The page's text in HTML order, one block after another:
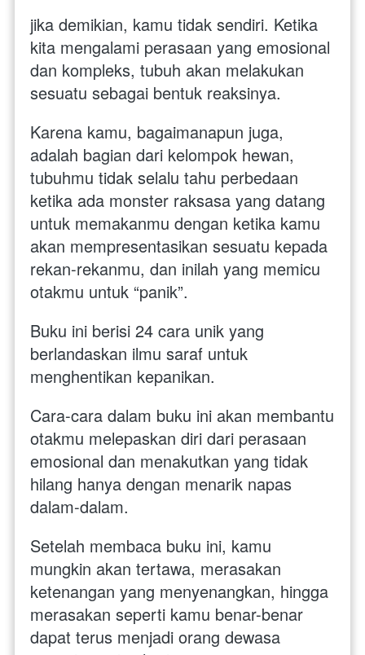
jika demikian, kamu tidak sendiri. Ketika
kita mengalami perasaan yang emosional
dan kompleks, tubuh akan melakukan
sesuatu sebagai bentuk reaksinya.
Karena kamu, bagaimanapun juga,
adalah bagian dari kelompok hewan,
tubuhmu tidak selalu tahu perbedaan
ketika ada monster raksasa yang datang
untuk memakanmu dengan ketika kamu
akan mempresentasikan sesuatu kepada
rekan-rekanmu, dan inilah yang memicu
otakmu untuk “panik”.
Buku ini berisi 24 cara unik yang
berlandaskan ilmu saraf untuk
menghentikan kepanikan.
Cara-cara dalam buku ini akan membantu
otakmu melepaskan diri dari perasaan
emosional dan menakutkan yang tidak
hilang hanya dengan menarik napas
dalam-dalam.
Setelah membaca buku ini, kamu
mungkin akan tertawa, merasakan
ketenangan yang menyenangkan, hingga
merasakan seperti kamu benar-benar
dapat terus menjadi orang dewasa